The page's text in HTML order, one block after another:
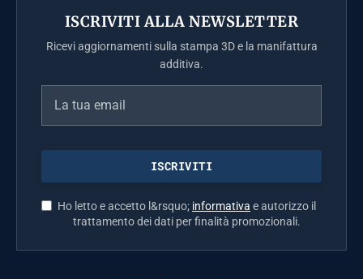
ISCRIVITI ALLA NEWSLETTER
Ricevi aggiornamenti sulla stampa 3D e la manifattura
additiva.
Ho letto e accetto l&rsquo; informativa e autorizzo il
trattamento dei dati per finalità promozionali.